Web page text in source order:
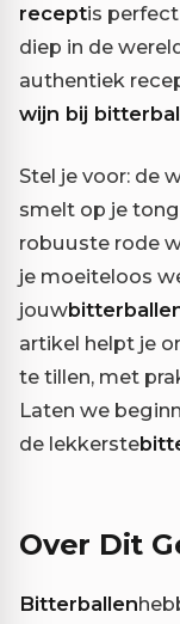
receptis
diep in de
authentiek
wijn bij
Stel je voor: de
smelt op je
robuuste rode
je moeiteloos
jouw
artikel helpt je
te tillen, met
Laten we
de lekkerste
Over Dit
Bitterballen